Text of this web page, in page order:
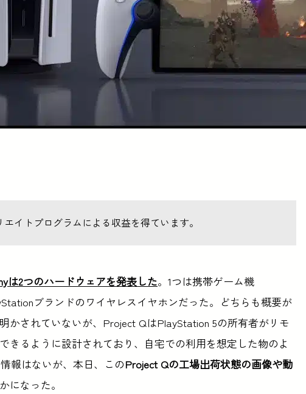
イトプログラムによる収益を得ています。
は2つのハードウェアを発表した。1つは携帯ゲーム機
ブランドのワイヤレスイヤホンだった。どちらも概要が
かされていないが、Project QはPlayStation 5の所有者がリモ
きるように設計されており、自宅での利用を想定した物のよ
報はないが、本日、このProject Qの工場出荷状態の画像や動
になった。